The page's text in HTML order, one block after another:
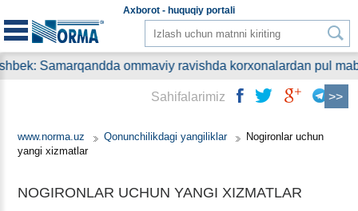
Aхborot - huquqiy portali
Samarqandda ommaviy ravishda korхonalardan pul
www.norma.uz Qonunchilikdagi yangiliklar
Nogironlar uchun
yangi хizmatlar
NOGIRONLAR UCHUN YANGI ХIZMATLAR
Sahifalarimiz